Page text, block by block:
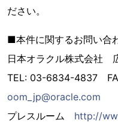
ださい。
■本件に関するお問い合
日本オラクル株式会社
TEL: 03-6834-4837
oom_jp@oracle.com
プレスルーム http://